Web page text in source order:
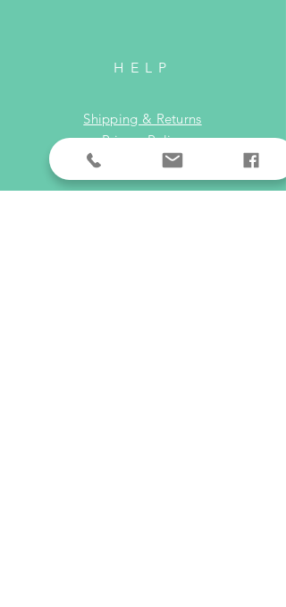
HELP
Shipping & Returns
Privacy Policy